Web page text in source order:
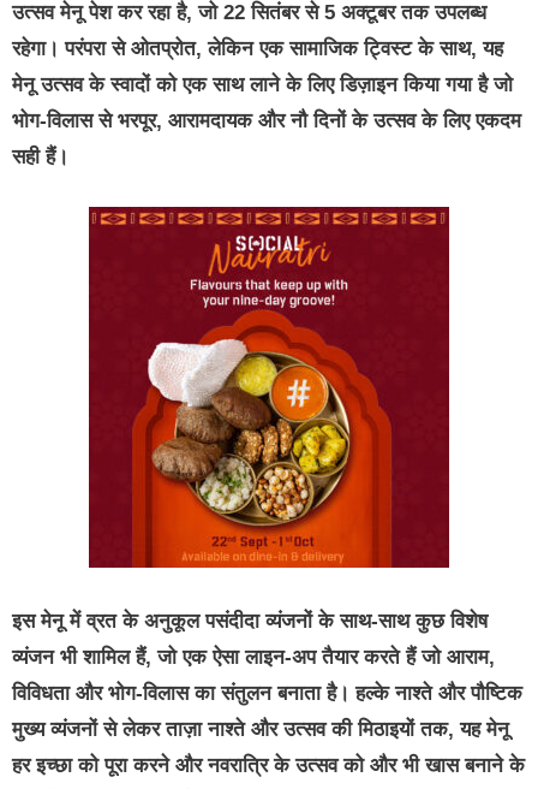
उत्सव मेनू पेश कर रहा है, जो 22 सितंबर से 5 अक्टूबर तक उपलब्ध
रहेगा। परंपरा से ओतप्रोत, लेकिन एक सामाजिक ट्विस्ट के साथ, यह
मेनू उत्सव के स्वादों को एक साथ लाने के लिए डिज़ाइन किया गया है जो
भोग-विलास से भरपूर, आरामदायक और नौ दिनों के उत्सव के लिए एकदम
सही हैं।
इस मेनू में व्रत के अनुकूल पसंदीदा व्यंजनों के साथ-साथ कुछ विशेष
व्यंजन भी शामिल हैं, जो एक ऐसा लाइन-अप तैयार करते हैं जो आराम,
विविधता और भोग-विलास का संतुलन बनाता है। हल्के नाश्ते और पौष्टिक
मुख्य व्यंजनों से लेकर ताज़ा नाश्ते और उत्सव की मिठाइयों तक, यह मेनू
हर इच्छा को पूरा करने और नवरात्रि के उत्सव को और भी खास बनाने के